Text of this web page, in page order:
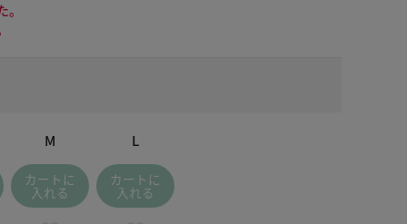
M
カートに
入れる
L
カートに
入れる